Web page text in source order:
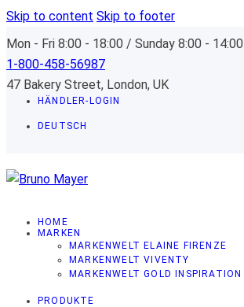
Skip to content Skip to footer
Mon - Fri 8:00 - 18:00 / Sunday 8:00 - 14:00
1-800-458-56987
47 Bakery Street, London, UK
HÄNDLER-LOGIN
DEUTSCH
HOME
MARKEN
MARKENWELT ELAINE FIRENZE
MARKENWELT VIVENTY
MARKENWELT GOLD INSPIRATION
PRODUKTE